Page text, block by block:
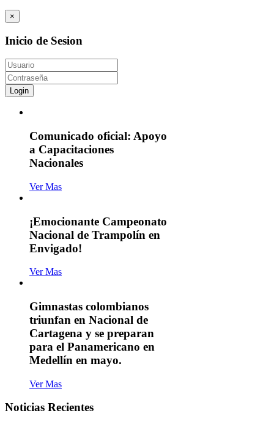
×
Inicio de Sesion
Login
Comunicado oficial: Apoyo
a Capacitaciones
Nacionales
Ver Mas
¡Emocionante Campeonato
Nacional de Trampolín en
Envigado!
Ver Mas
Gimnastas colombianos
triunfan en Nacional de
Cartagena y se preparan
para el Panamericano en
Medellín en mayo.
Ver Mas
Noticias Recientes